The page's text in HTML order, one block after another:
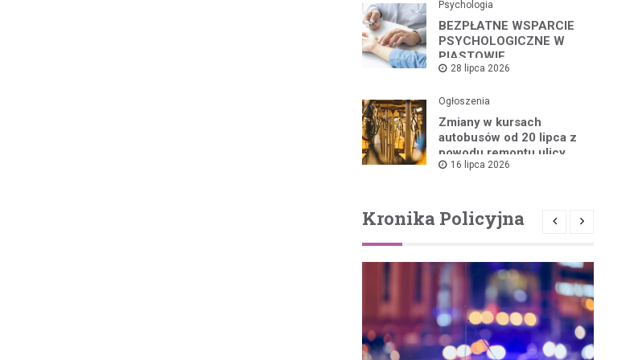
Psychologia
BEZPŁATNE WSPARCIE
PSYCHOLOGICZNE W
PIASTOWIE
28 lipca 2026
Ogłoszenia
Zmiany w kursach
autobusów od 20 lipca z
powodu remontu ulicy
16 lipca 2026
Kronika Policyjna